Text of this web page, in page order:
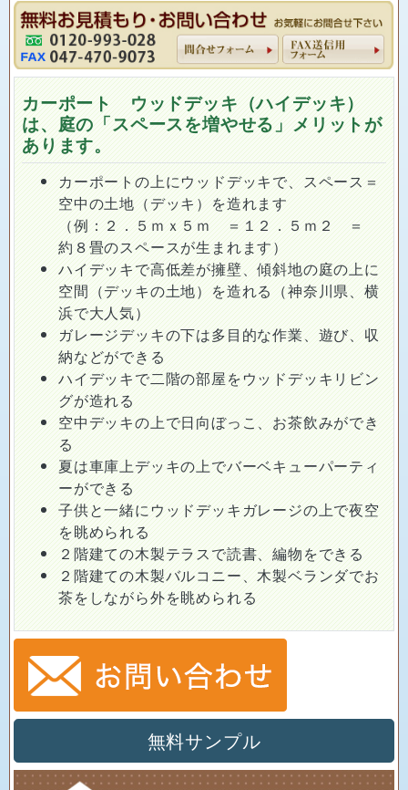
カーポート ウッドデッキ（ハイデッキ）
は、庭の「スペースを増やせる」メリットが
あります。
カーポートの上にウッドデッキで、スペース＝
空中の土地（デッキ）を造れます
（例：２．５ｍｘ５ｍ ＝１２．５ｍ２ ＝
約８畳のスペースが生まれます）
ハイデッキで高低差が擁壁、傾斜地の庭の上に
空間（デッキの土地）を造れる（神奈川県、横
浜で大人気）
ガレージデッキの下は多目的な作業、遊び、収
納などができる
ハイデッキで二階の部屋をウッドデッキリビン
グが造れる
空中デッキの上で日向ぼっこ、お茶飲みができ
る
夏は車庫上デッキの上でバーベキューパーティ
ーができる
子供と一緒にウッドデッキガレージの上で夜空
を眺められる
２階建ての木製テラスで読書、編物をできる
２階建ての木製バルコニー、木製ベランダでお
茶をしながら外を眺められる
無料サンプル